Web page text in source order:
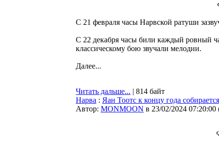
С 21 февраля часы Нарвской ратуши
С 22 декабря часы били каждый ровный
классическому бою звучали мелодии.
Далее...
Читать дальше... | 814 байт
Нарва : Яан Тоотс к концу года
Автор: MONMOON в 23/02/2024 07:20:00